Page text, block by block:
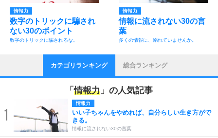
情報力
数字のトリックに騙され
ない30のポイント
数字のトリックに騙されるな。
情報力
情報に流されない30の言
葉
多くの情報に、溺れていませんか。
カテゴリランキング 総合ランキング
「情報力 」の人気記事
1
情報力
いい子ちゃんをやめれば、自分らしい生き方がで
きる。
情報に流されない30の言葉